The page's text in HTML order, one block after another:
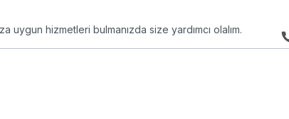
uygun hizmetleri bulmanızda size yardımcı olalım.